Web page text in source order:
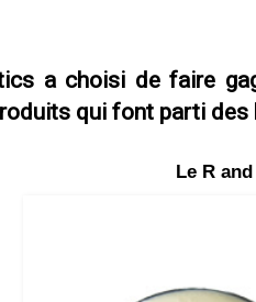
a choisi de faire
qui font parti
Le R